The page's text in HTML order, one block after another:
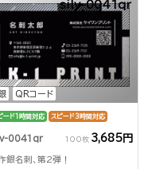
QRコード
silv-0041qr
ード1時間対応 スピード3時間対応
0041qr 100枚 3,685円
銀名刺、第2弾！